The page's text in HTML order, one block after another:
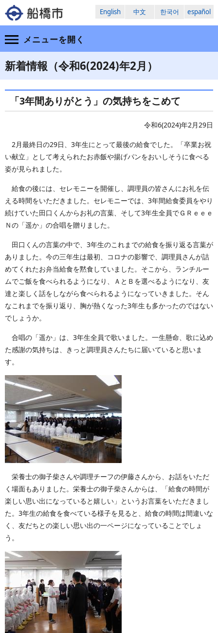
English 中文 한국어 español
メニューを開く
新着情報（令和6(2024)年2月）
「3年間ありがとう」の気持ちをこめて
令和6(2024)年2月29日
2月最終日の29日、3年生にとって最後の給食でした。「卒業お祝
い献立」として考えられたお赤飯や揚げパンをおいしそうに食べる
姿が見られました。
給食の後には、セレモニーを開催し、調理員の皆さんにお礼を伝
える時間をいただきました。セレモニーでは、3年間給食委員をやり
続けていた田口くんからお礼の言葉、そして3年生全員でＧＲｅｅｅ
Ｎの「遥か」の合唱を贈りました。
田口くんの言葉の中で、3年生のこれまでの給食を振り返る言葉が
ありました。今の三年生は最初、コロナの影響で、調理員さんが詰
めてくれたお弁当給食を黙食していました。そこから、ランチルー
ムでご飯を食べられるようになり、ＡとＢを選べるようになり、友
達と楽しく話をしながら食べられるようになっていきました。そん
なこれまでを振り返り、胸が熱くなった3年生も多かったのではない
でしょうか。
合唱の「遥か」は、3年生全員で歌いました。一生懸命、歌に込め
た感謝の気持ちは、きっと調理員さんたちに届いていると思いま
す。
栄養士の御子柴さんや調理チーフの伊藤さんから、お話をいただ
く場面もありました。栄養士の御子柴さんからは、「給食の時間が
楽しい思い出になっていると嬉しい」というお言葉をいただきまし
た。3年生の給食を食べている様子を見ると、給食の時間は間違いな
く、友だちとの楽しい思い出の一ページになっていることでしょ
う。